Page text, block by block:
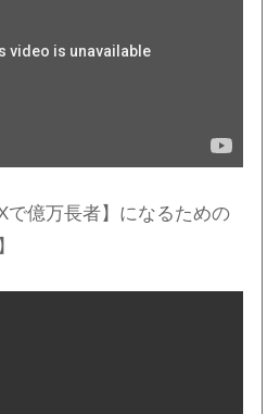
で億万長者】になるための